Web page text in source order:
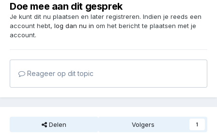
Doe mee aan dit gesprek
Je kunt dit nu plaatsen en later registreren. Indien je reeds een
account hebt, log dan nu in om het bericht te plaatsen met je
account.
Reageer op dit topic
Delen Volgers 1